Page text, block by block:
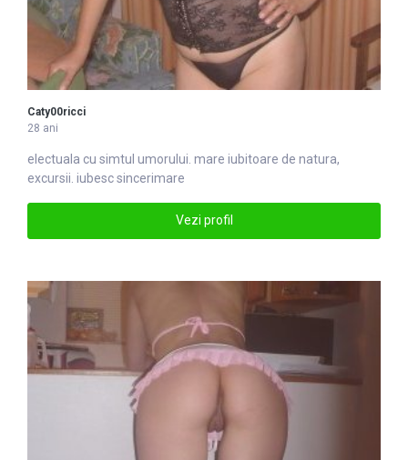
Caty00ricci
28 ani
electuala cu simtul umorului. mare iubitoare de natura,
excursii. iubesc sincerimare
Vezi profil